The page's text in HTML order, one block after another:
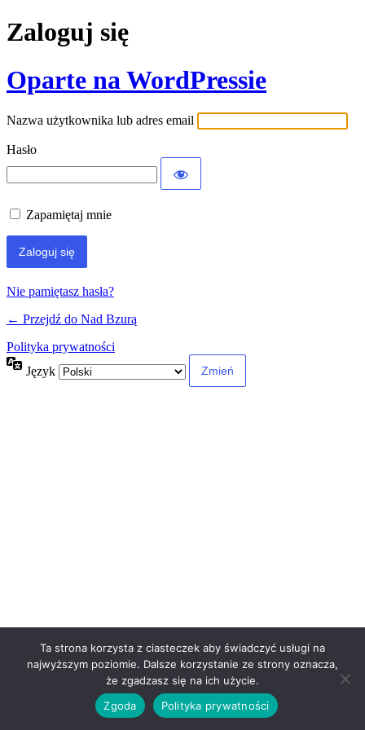
Zaloguj się
Oparte na WordPressie
Nazwa użytkownika lub adres email
Hasło
Zapamiętaj mnie
Nie pamiętasz hasła?
← Przejdź do Nad Bzurą
Polityka prywatności
Język
Ta strona korzysta z ciasteczek aby świadczyć usługi na
najwyższym poziomie. Dalsze korzystanie ze strony oznacza,
że zgadzasz się na ich użycie.
Zgoda
Polityka prywatności